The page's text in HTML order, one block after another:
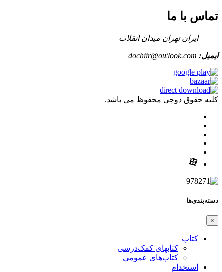
تماس با ما
ایران تهران میدان انقلاب
ایمیل: dochiir@outlook.com
کلیه حقوق دوچی محفوظ می باشد.
دسته‌بندی‌ها
×
کتاب
کتابهای کمک‌درسی
کتاب‌های عمومی
استخدام